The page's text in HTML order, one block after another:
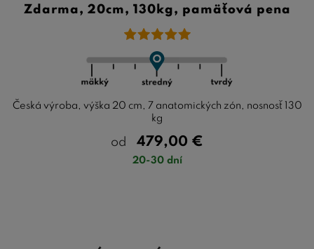
Zdarma, 20cm, 130kg, pamäťová pena
Česká výroba, výška 20 cm, 7 anatomických zón, nosnosť 130
kg
od 479,00 €
20-30 dní